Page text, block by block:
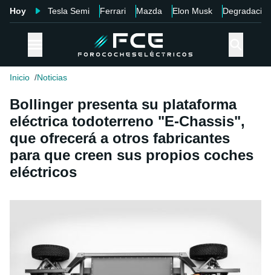
Hoy Tesla Semi Ferrari Mazda Elon Musk Degradación
Inicio Noticias
Bollinger presenta su plataforma
eléctrica todoterreno "E-Chassis",
que ofrecerá a otros fabricantes
para que creen sus propios coches
eléctricos